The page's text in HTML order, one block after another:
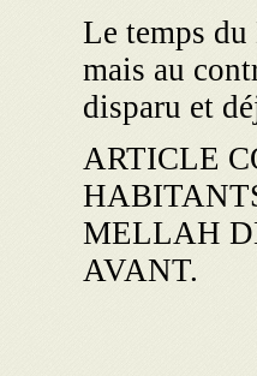
Le temps
mais au
disparu et
ARTICLE
MELLAH
AVANT.